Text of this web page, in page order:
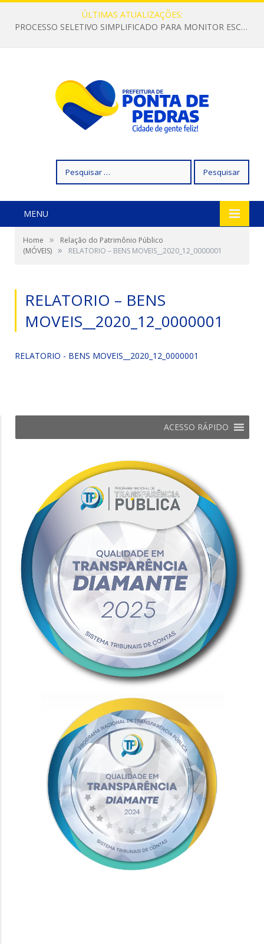
ÚLTIMAS ATUALIZAÇÕES:
PROCESSO SELETIVO SIMPLIFICADO PARA MONITOR ESCOLAR
por:
MENU
Home »
Relação do Patrimônio Público
(MÓVEIS) » RELATORIO – BENS MOVEIS__2020_12_0000001
RELATORIO – BENS
MOVEIS__2020_12_0000001
RELATORIO - BENS MOVEIS__2020_12_0000001
ACESSO RÁPIDO